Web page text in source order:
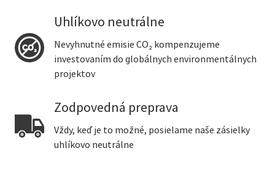
Uhlíkovo neutrálne
Nevyhnutné emisie CO₂ kompenzujeme
investovaním do globálnych environmentálnych
projektov
Zodpovedná preprava
Vždy, keď je to možné, posielame naše zásielky
uhlíkovo neutrálne